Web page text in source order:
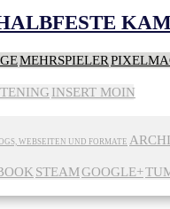
MEHRSPIELER
INSERT MOIN
WEBSEITEN UND FORMATE
STEAMGOOGLE+